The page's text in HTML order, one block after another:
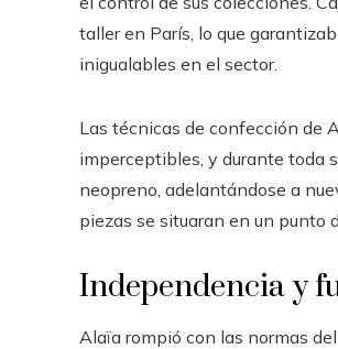
taller en París, lo que
inigualables en el sector.
Las técnicas de confección de
imperceptibles, y durante toda
neopreno, adelantándose a
piezas se situaran en un punto
Independencia y
Alaïa rompió con las normas